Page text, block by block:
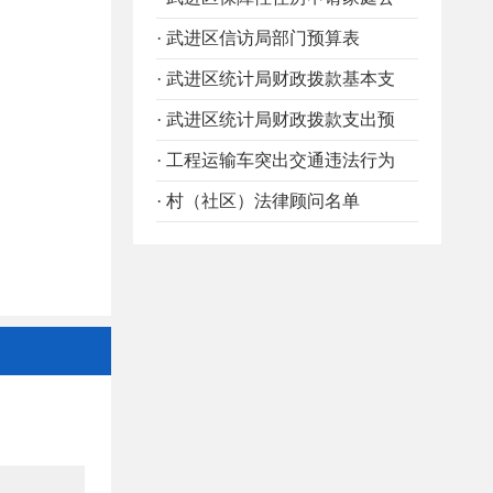
· 武进区信访局部门预算表
· 武进区统计局财政拨款基本支
· 武进区统计局财政拨款支出预
· 工程运输车突出交通违法行为
· 村（社区）法律顾问名单